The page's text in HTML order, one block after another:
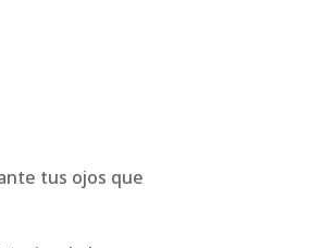
tus ojos que